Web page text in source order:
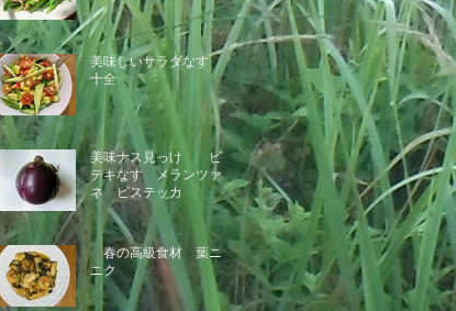
美味しいサラダなす 白
十全
美味ナス見っけ ビフ
テキなす メランツァー
ネ ビステッカ
春の高級食材 葉ニン
ニク